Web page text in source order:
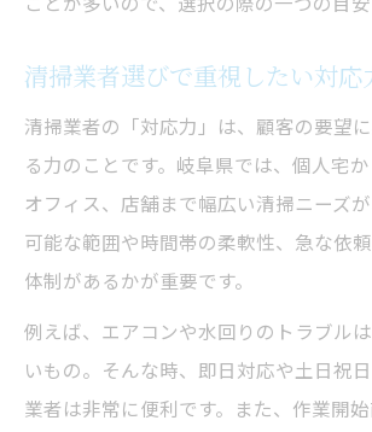
清掃業者選びで重視したい対応
清掃業者の「対応力」は、顧客の要望
る力のことです。岐阜県では、個人宅か
オフィス、店舗まで幅広い清掃ニーズ
可能な範囲や時間帯の柔軟性、急な依
体制があるかが重要です。
例えば、エアコンや水回りのトラブル
いもの。そんな時、即日対応や土日祝
業者は非常に便利です。また、作業開